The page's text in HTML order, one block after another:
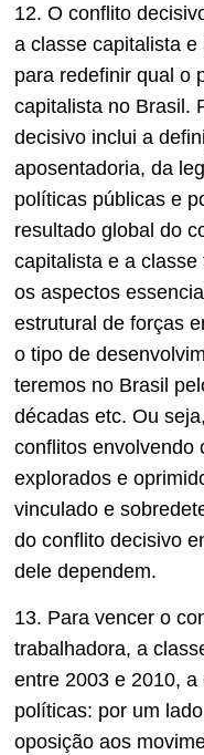
12. O conflito
a classe capitalista
para redefinir qual o
capitalista no Brasil.
decisivo inclui a
aposentadoria, da
políticas públicas e
resultado global do
capitalista e a
os aspectos
estrutural de forças
o tipo de
teremos no Brasil
décadas etc. Ou
conflitos envolvendo
explorados e
vinculado e
do conflito decisivo
dele dependem.
13. Para vencer o
trabalhadora, a
entre 2003 e 2010,
políticas: por um
oposição aos